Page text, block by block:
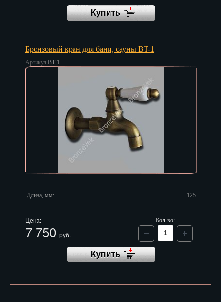
Бронзовый кран для бани, сауны BT-1
Артикул BT-1
Длина, мм: 125
Цена:
7 750 руб.
Кол-во: